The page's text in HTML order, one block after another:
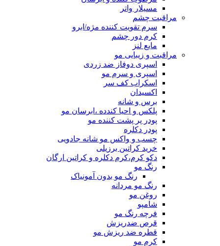
مسیلار واتر
مراقبت چشم
سرم تقویت کننده مژه/ابرو
کرم دور چشم
مایع لنز
مراقبت و زیبایی مو
اسپری دوفاز ضد زردی
اسپری و سرم مو
اسکراب کف سر
اکسیدان
برس و شانه
پلکس و احیا کندده ،ابرسان مو
پودر پر پشت کننده مو
پودر دکلره
چسب و واکس مو شانه جادویی
خرید کراتین برزیلی
دکو کرم،کرم دکلره و کراتین ارگان
رنگ مو
رنگ مو بدون آمونیاک
رنگ مو مردانه
روغن مو
شامپو
فرچه رنگ مو
قرص ضدریزش
قطره ضد ریزش مو
کرم مو